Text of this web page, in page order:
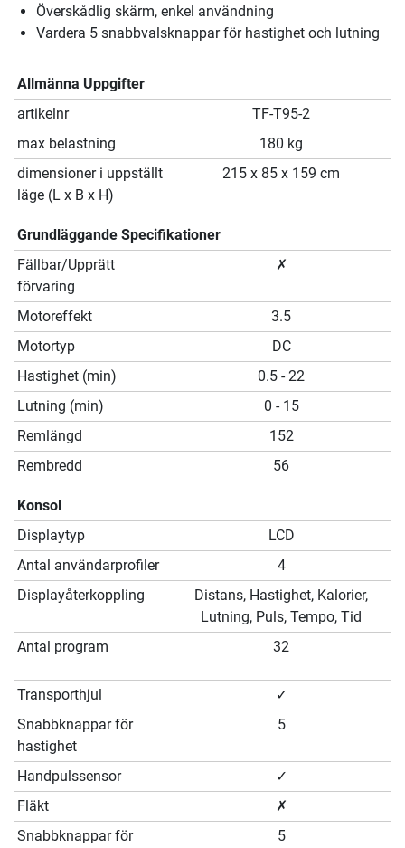
Överskådlig skärm, enkel användning
Vardera 5 snabbvalsknappar för hastighet och lutning
Allmänna Uppgifter
artikelnr
TF-T95-2
max belastning
180 kg
dimensioner i uppställt
läge (L x B x H)
215 x 85 x 159 cm
Grundläggande Specifikationer
Fällbar/Upprätt
förvaring
✗
Motoreffekt
3.5
Motortyp
DC
Hastighet (min)
0.5 - 22
Lutning (min)
0 - 15
Remlängd
152
Rembredd
56
Konsol
Displaytyp
LCD
Antal användarprofiler
4
Displayåterkoppling
Distans, Hastighet, Kalorier,
Lutning, Puls, Tempo, Tid
Antal program
32
Transporthjul
✓
Snabbknappar för
hastighet
5
Handpulssensor
✓
Fläkt
✗
Snabbknappar för
5